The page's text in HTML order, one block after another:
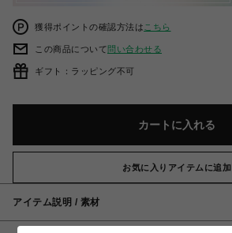
獲得ポイントの確認方法は こちら
この商品について問い合わせる
ギフト：ラッピング不可
カートに入れる
お気に入りアイテムに追加
アイテム説明 / 素材